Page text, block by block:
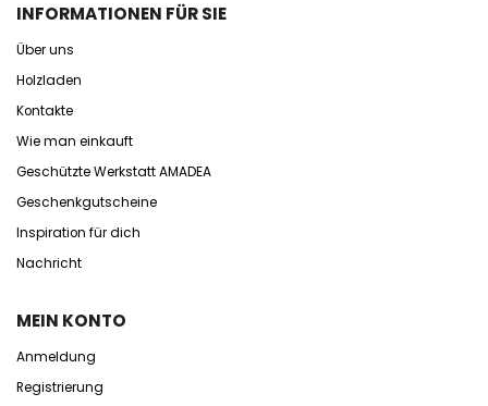
INFORMATIONEN FÜR SIE
Über uns
Holzladen
Kontakte
Wie man einkauft
Geschützte Werkstatt AMADEA
Geschenkgutscheine
Inspiration für dich
Nachricht
MEIN KONTO
Anmeldung
Registrierung